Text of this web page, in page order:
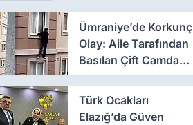
Ümraniye’de Korkunç
Olay: Aile Tarafından
Basılan Çift Camdan
Atladı
Türk Ocakları
Elazığ’da Güven